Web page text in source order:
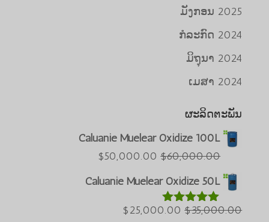
ມັງກອນ 2025
ກໍລະກົດ 2024
ມິຖຸນາ 2024
ເມສາ 2024
ຜະລິດຕະພັນ
Caluanie Muelear Oxidize 100L
$60,000.00
ລາຄາ
ເດີມ
$60,000.00.
$50,000.00
ລາຄາ
ປະຈຸບັນ:
Caluanie Muelear Oxidize 50L
ໃຫ້ຄະແນນ
$35,000.00
ລາຄາ
$25,000.00
ລາຄາ
العربية
Türkçe
Português do Brasil